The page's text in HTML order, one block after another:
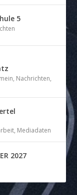
5
, Nachrichten,
, Mediadaten
2027